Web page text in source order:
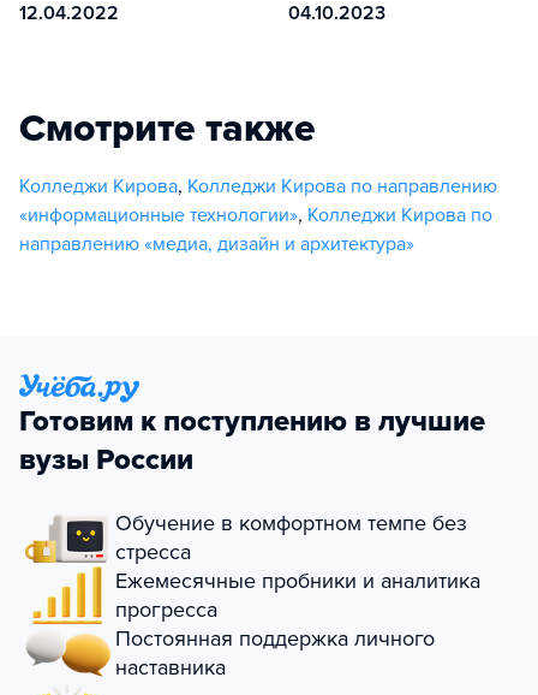
12.04.2022
04.10.2023
Смотрите также
Колледжи Кирова, Колледжи Кирова по направлению
«информационные технологии», Колледжи Кирова по
направлению «медиа, дизайн и архитектура»
Готовим к поступлению в лучшие
вузы России
Обучение в комфортном темпе без
стресса
Ежемесячные пробники и аналитика
прогресса
Постоянная поддержка личного
наставника